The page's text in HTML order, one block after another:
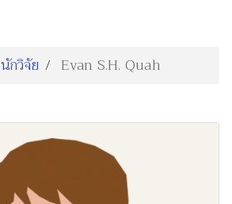
นักวิจัย Evan S.H. Quah